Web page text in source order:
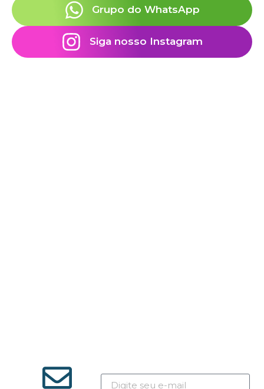
Grupo do WhatsApp
Siga nosso Instagram